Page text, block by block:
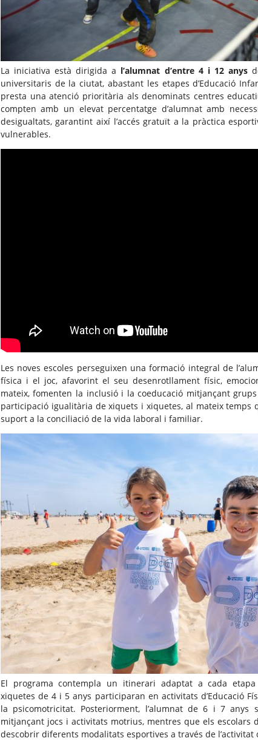
La iniciativa està dirigida a l’alumnat d’entre 4 i 12 anys
universitaris de la ciutat, abastant les etapes d’Educació
presta una atenció prioritària als denominats centres
compten amb un elevat percentatge d’alumnat amb
desigualtats, garantint així l’accés gratuït a la pràctica
vulnerables.
Les noves escoles perseguixen una formació integral de
física i el joc, afavorint el seu desenrotllament físic,
mateix, fomenten la inclusió i la coeducació mitjançant
participació igualitària de xiquets i xiquetes, al mateix temps
suport a la conciliació de la vida laboral i familiar.
El programa contempla un itinerari adaptat a cada
xiquetes de 4 i 5 anys participaran en activitats d’Educació
la psicomotricitat. Posteriorment, l’alumnat de 6 i 7 anys
mitjançant jocs i activitats motrius, mentres que els escolars
descobrir diferents modalitats esportives a través de